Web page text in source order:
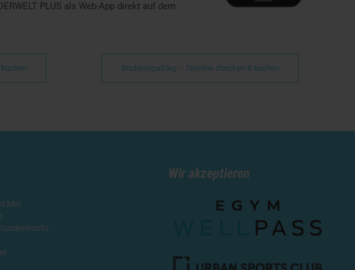
PLUS als Web-App direkt auf dem
Boulderspaßtag – Termine checken & buchen
Mal
Wir akzeptieren